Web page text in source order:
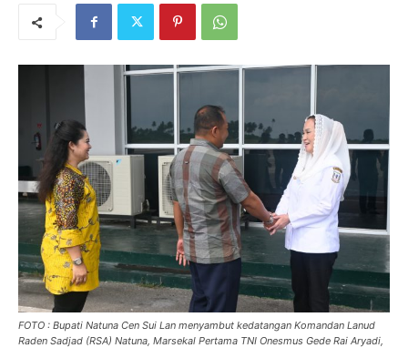
FOTO : Bupati Natuna Cen Sui Lan menyambut kedatangan Komandan Lanud
Raden Sadjad (RSA) Natuna, Marsekal Pertama TNI Onesmus Gede Rai Aryadi,